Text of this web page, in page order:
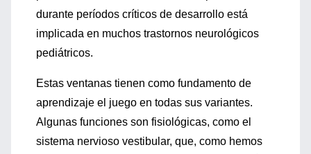
durante períodos críticos de desarrollo está
implicada en muchos trastornos neurológicos
pediátricos.
Estas ventanas tienen como fundamento de
aprendizaje el juego en todas sus variantes.
Algunas funciones son fisiológicas, como el
sistema nervioso vestibular, que, como hemos